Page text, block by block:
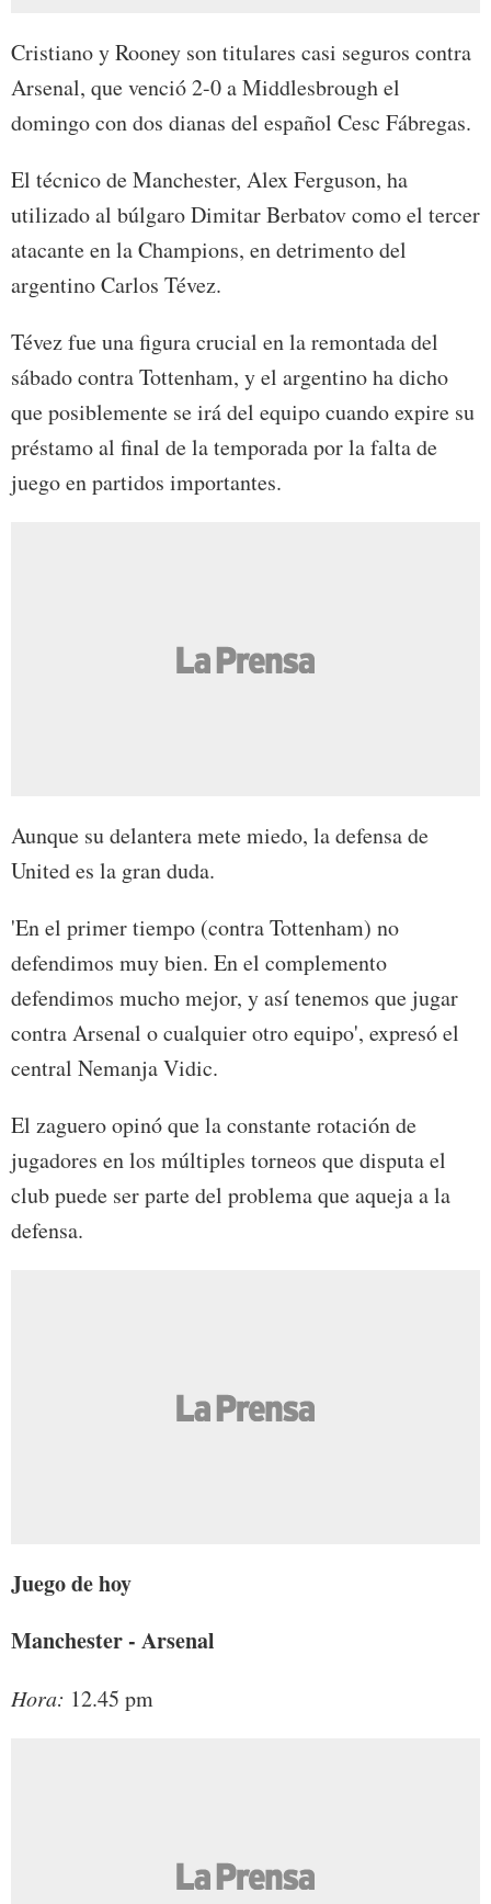
Cristiano y Rooney son titulares casi seguros contra
Arsenal, que venció 2-0 a Middlesbrough el
domingo con dos dianas del español Cesc Fábregas.
El técnico de Manchester, Alex Ferguson, ha
utilizado al búlgaro Dimitar Berbatov como el tercer
atacante en la Champions, en detrimento del
argentino Carlos Tévez.
Tévez fue una figura crucial en la remontada del
sábado contra Tottenham, y el argentino ha dicho
que posiblemente se irá del equipo cuando expire su
préstamo al final de la temporada por la falta de
juego en partidos importantes.
Aunque su delantera mete miedo, la defensa de
United es la gran duda.
'En el primer tiempo (contra Tottenham) no
defendimos muy bien. En el complemento
defendimos mucho mejor, y así tenemos que jugar
contra Arsenal o cualquier otro equipo', expresó el
central Nemanja Vidic.
El zaguero opinó que la constante rotación de
jugadores en los múltiples torneos que disputa el
club puede ser parte del problema que aqueja a la
defensa.
Juego de hoy
Manchester - Arsenal
Hora: 12.45 pm